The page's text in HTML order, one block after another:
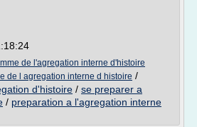
de l'agregation interne d'histoire
de l agregation interne d histoire /
d'histoire / se preparer a
/ preparation a l'agregation interne